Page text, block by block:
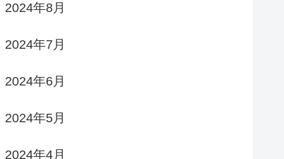
2024年8月
2024年7月
2024年6月
2024年5月
2024年4月